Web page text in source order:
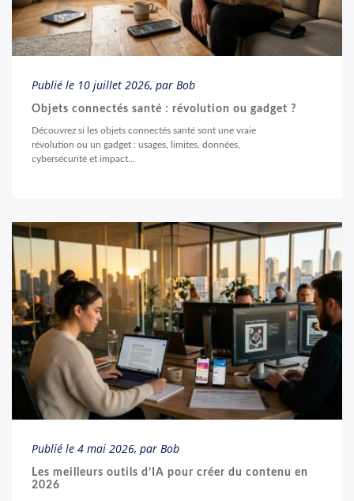
Publié le 10 juillet 2026, par Bob
Objets connectés santé : révolution ou gadget ?
Découvrez si les objets connectés santé sont une vraie
révolution ou un gadget : usages, limites, données,
cybersécurité et impact...
Publié le 4 mai 2026, par Bob
Les meilleurs outils d’IA pour créer du contenu en
2026